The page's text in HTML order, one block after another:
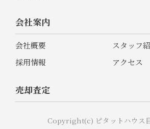
会社案内
会社概要
スタッフ
採用情報
アクセス
売却査定
Copyright(c) ピタットハウス